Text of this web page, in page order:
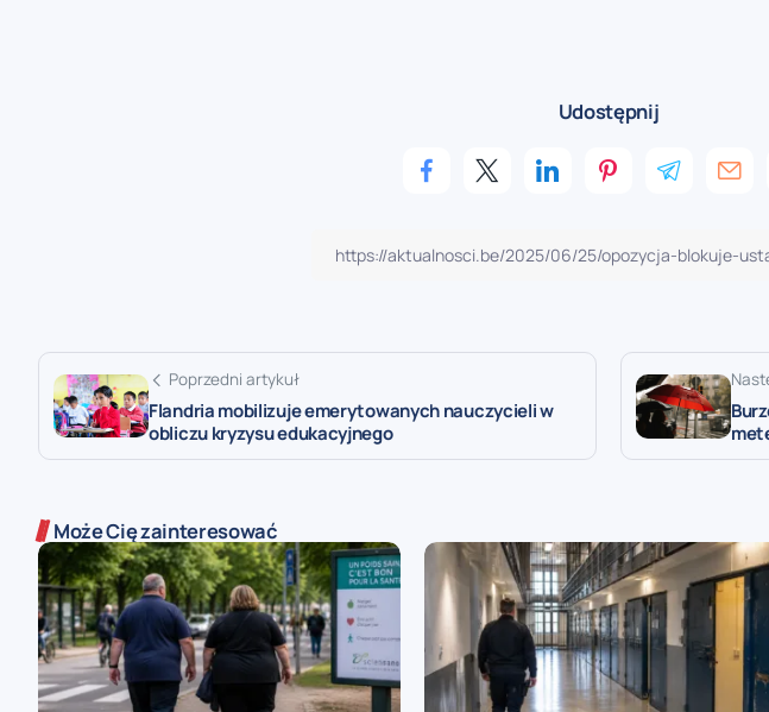
Udostępnij
Poprzedni artykuł
Flandria mobilizuje emerytowanych nauczycieli w
obliczu kryzysu edukacyjnego
Może Cię zainteresować